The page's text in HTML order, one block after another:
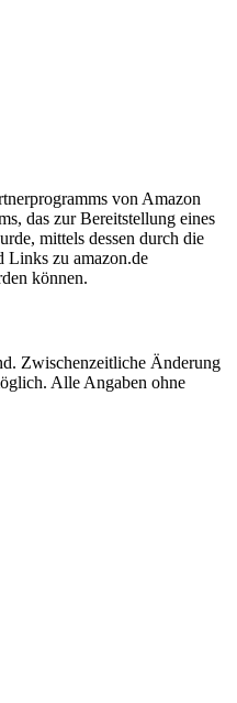
von Amazon
das zur Bereitstellung eines
mittels dessen durch die
Links zu amazon.de
können.
Zwischenzeitliche Änderung
Alle Angaben ohne